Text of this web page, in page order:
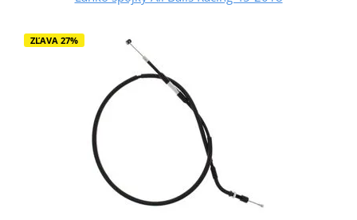
ZĽAVA 27%